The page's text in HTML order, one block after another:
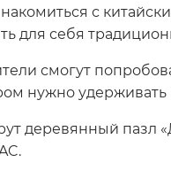
с
для себя
смогут
нужно
деревянный пазл